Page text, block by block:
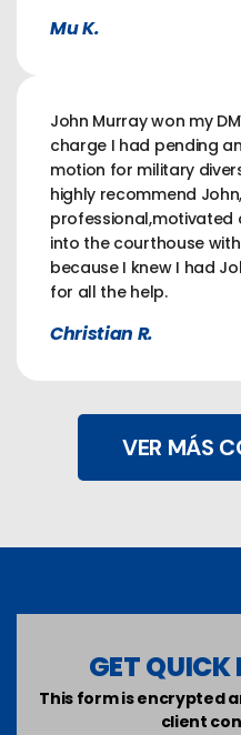
Mu K.
John Murray won my
charge I had pending
motion for military
highly recommend
professional,motivated
into the courthouse
because I knew I had
for all the help.
Christian R.
VER MÁS
GET QUICK
This form is encrypted
client